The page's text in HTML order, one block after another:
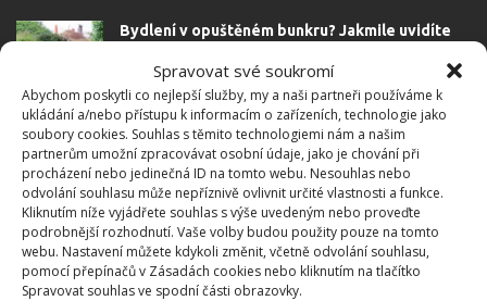
Spravovat své soukromí
Abychom poskytli co nejlepší služby, my a naši partneři používáme k
ukládání a/nebo přístupu k informacím o zařízeních, technologie jako
soubory cookies. Souhlas s těmito technologiemi nám a našim
partnerům umožní zpracovávat osobní údaje, jako je chování při
procházení nebo jedinečná ID na tomto webu. Nesouhlas nebo
odvolání souhlasu může nepříznivě ovlivnit určité vlastnosti a funkce.
Kliknutím níže vyjádřete souhlas s výše uvedeným nebo proveďte
podrobnější rozhodnutí. Vaše volby budou použity pouze na tomto
webu. Nastavení můžete kdykoli změnit, včetně odvolání souhlasu,
pomocí přepínačů v Zásadách cookies nebo kliknutím na tlačítko
Spravovat souhlas ve spodní části obrazovky.
Bydlení v opuštěném bunkru? Jakmile uvidíte
také bydlet
2.10.2018 Interiér